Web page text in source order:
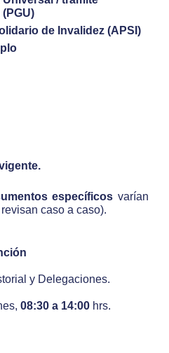
de Invalidez (APSI)
específicos varían
caso a caso).
y Delegaciones.
08:30 a 14:00 hrs.